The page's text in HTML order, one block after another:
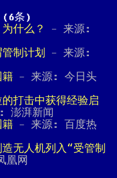
(6条)
什么？
- 来源:
制计划
- 来源:
籍 - 来源: 今日头
打击中获得经验启
澎湃新闻
籍 - 来源: 百度热
无人机列入“受管制
网